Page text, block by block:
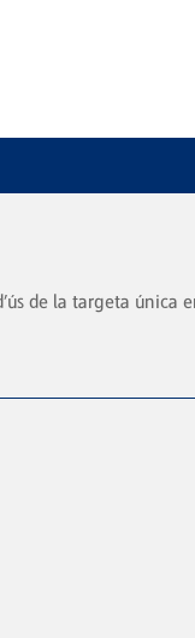
de la targeta única